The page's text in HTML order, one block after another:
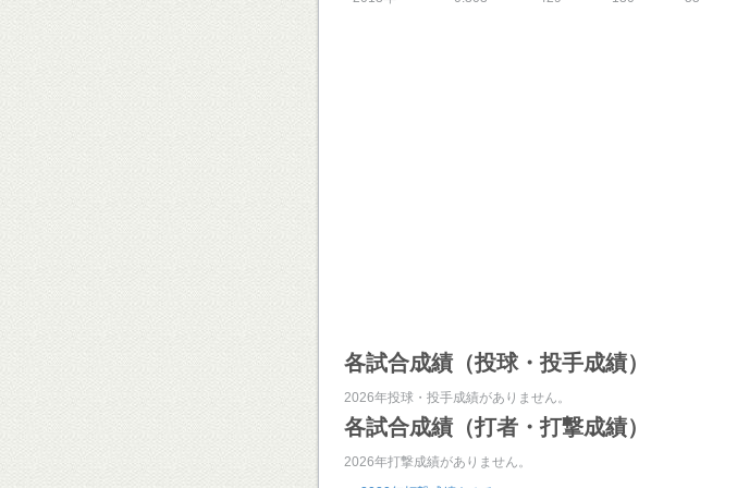
各試合成績（投球・投手成績）
2026年投球・投手成績がありません。
各試合成績（打者・打撃成績）
2026年打撃成績がありません。